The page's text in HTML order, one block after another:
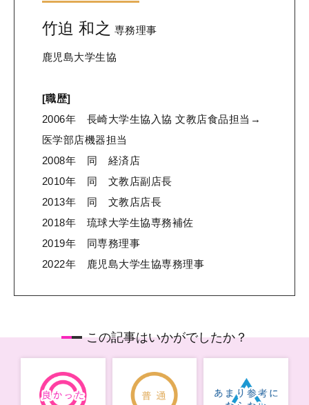
竹迫 和之 専務理事
鹿児島大学生協
[職歴]
2006年 長崎大学生協入協 文教店食品担当→
医学部店機器担当
2008年 同 経済店
2010年 同 文教店副店長
2013年 同 文教店店長
2018年 琉球大学生協専務補佐
2019年 同専務理事
2022年 鹿児島大学生協専務理事
この記事はいかがでしたか？